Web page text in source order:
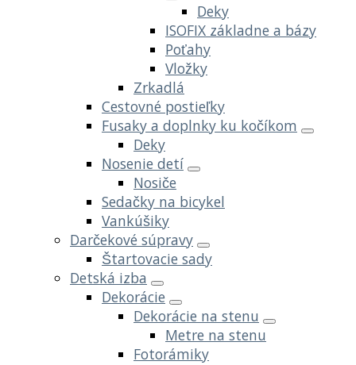
Deky
ISOFIX základne a bázy
Poťahy
Vložky
Zrkadlá
Cestovné postieľky
Fusaky a doplnky ku kočíkom
Deky
Nosenie detí
Nosiče
Sedačky na bicykel
Vankúšiky
Darčekové súpravy
Štartovacie sady
Detská izba
Dekorácie
Dekorácie na stenu
Metre na stenu
Fotorámiky